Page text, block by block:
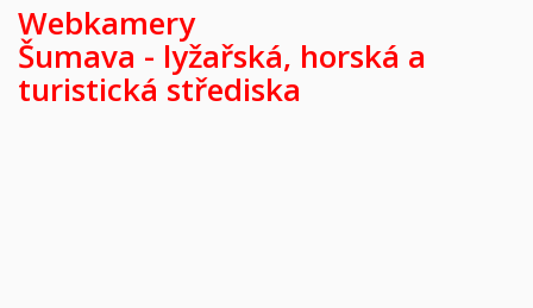
Webkamery
Šumava - lyžařská, horská a
turistická střediska